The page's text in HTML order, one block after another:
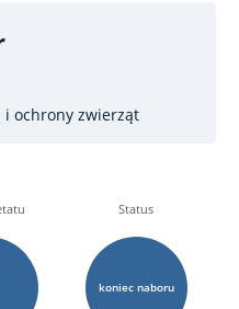
ochrony zwierząt
Status
koniec naboru